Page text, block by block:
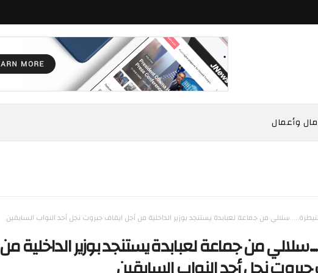
مال وأعمال
من جماعة لعبابدة يستنجد بوزير الداخلية من أجل ايقاف جبروت نجل أحد النواب السابقين
من جماعة لعبابدة يستنجد بوزير الداخلية من